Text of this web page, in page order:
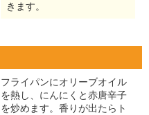
きます。
フライパンにオリーブオイル
を熱し、にんにくと赤唐辛子
を炒めます。香りが出たらト